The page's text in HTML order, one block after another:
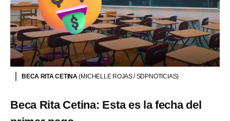
BECA RITA CETINA(MICHELLE ROJAS / SDPNOTICIAS)
Beca Rita Cetina: Esta es la fecha del